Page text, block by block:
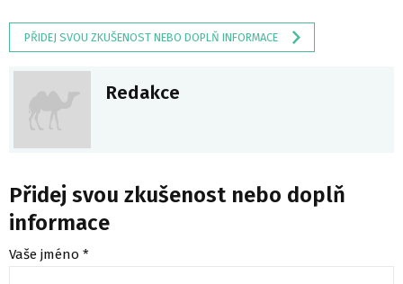
PŘIDEJ SVOU ZKUŠENOST NEBO DOPLŇ INFORMACE
Redakce
Přidej svou zkušenost nebo doplň
informace
Vaše jméno *